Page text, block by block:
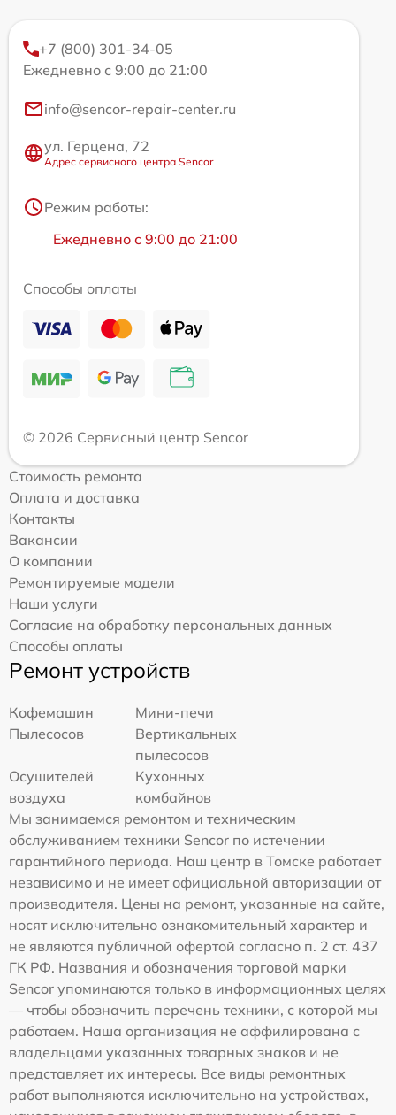
+7 (800) 301-34-05
Ежедневно с 9:00 до 21:00
info@sencor-repair-center.ru
ул. Герцена, 72
Адрес сервисного центра Sencor
Режим работы:
Ежедневно с 9:00 до 21:00
Способы оплаты
© 2026 Сервисный центр Sencor
Стоимость ремонта
Оплата и доставка
Контакты
Вакансии
О компании
Ремонтируемые модели
Наши услуги
Согласие на обработку персональных данных
Способы оплаты
Ремонт устройств
Кофемашин
Мини-печи
Пылесосов
Вертикальных
пылесосов
Осушителей
воздуха
Кухонных
комбайнов
Мы занимаемся ремонтом и техническим
обслуживанием техники Sencor по истечении
гарантийного периода. Наш центр в Томске работает
независимо и не имеет официальной авторизации от
производителя. Цены на ремонт, указанные на сайте,
носят исключительно ознакомительный характер и
не являются публичной офертой согласно п. 2 ст. 437
ГК РФ. Названия и обозначения торговой марки
Sencor упоминаются только в информационных целях
— чтобы обозначить перечень техники, с которой мы
работаем. Наша организация не аффилирована с
владельцами указанных товарных знаков и не
представляет их интересы. Все виды ремонтных
работ выполняются исключительно на устройствах,